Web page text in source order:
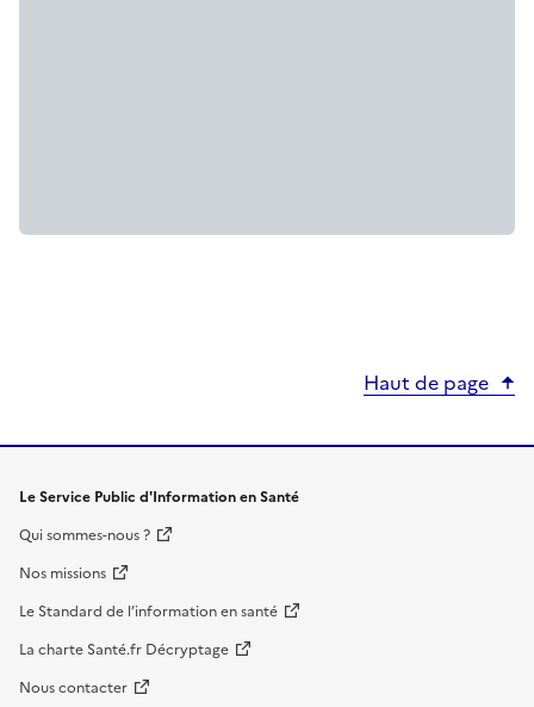
Haut de page
Le Service Public d'Information en Santé
Qui sommes-nous ?
Nos missions
Le Standard de l’information en santé
La charte Santé.fr Décryptage
Nous contacter